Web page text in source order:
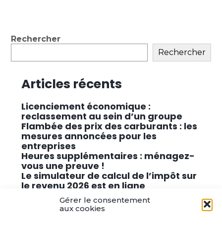
Gérer le consentement
aux cookies
Blog
Rechercher
Rechercher
Articles récents
Licenciement économique :
reclassement au sein d’un groupe
Flambée des prix des carburants : les
mesures annoncées pour les
entreprises
Heures supplémentaires : ménagez-
vous une preuve !
Le simulateur de calcul de l’impôt sur
le revenu 2026 est en ligne
Promouvoir des solutions de
cybersécurité conformes au RGPD